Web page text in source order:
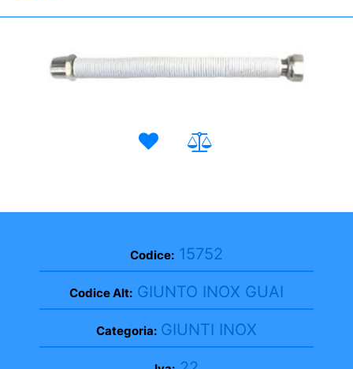
Codice: 15752
Codice Alt: GIUNTO INOX GUAI
Categoria: GIUNTI INOX